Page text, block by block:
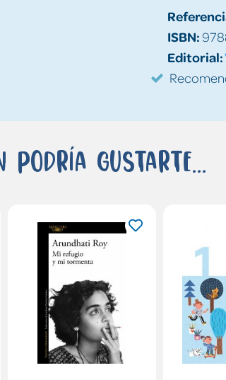
ISBN:
Editorial:
podría gustarte...